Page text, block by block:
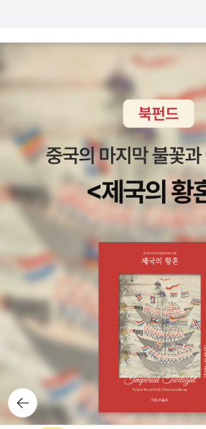
독서 신문 책둥이 추천 도서 | 동원 책꾸러기
교육 선정도서 국립어린이청소년도서관 사서가 추천하는 여름방학에
밖 홍수골에 사는 삼총사가 전차를 타고 사대
섰어요. 그런데 길 잃은 서양 아이 신디가 삼
도움을 청하지 뭐예요. 삼총사는 신디를 집
뿔이 흩어지고 말았어요. 두근두근 설레는 나
거예요. 삼총사와 신디는 나들이를 잘 마치고,
수 있을까요? 동원 책꾸러기 선정 도서 | 고래가숨쉬는도서관 여름방
선정 도서 19 달래네 꽃놀이 김세실 글 | 윤정주 그림 봄바람 살랑 부
는 따뜻한 삼짇날, 달래네 식구들은 솥이며
진달래꽃 활짝 핀 산으로 봄나들이 떠나요. 곱
진달래화전이랑 화채도 만들어 먹고, 진달래
하고, 고모가 부르는 꽃타령에 맞춰 춤도 추
아요. 할머니랑 엄마랑 고모랑 언니들이랑,
는 화전놀이! 내일도 모레도, 또 꽃놀이 가요! 동원 책꾸러기 선정 도
서 | 세종도서 문학나눔 선정 도서 | 북스타트
짜장면 왔습니다! 최진수경 글· 그림 출출한
뒤로가
기